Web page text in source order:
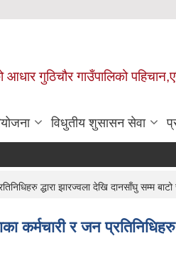
आधार गुठिचौर गाउँपालिको
विधुतीय शुसासन सेवा
द्धारा झारज्वला देखि दानसाँघु सम्म
र जन